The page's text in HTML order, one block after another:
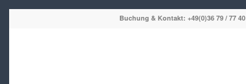
Buchung & Kontakt:+49(0)36 79 / 77 40